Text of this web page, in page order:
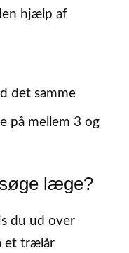
hjælp af
det samme
på mellem 3 og
læge?
du ud over
et trælår